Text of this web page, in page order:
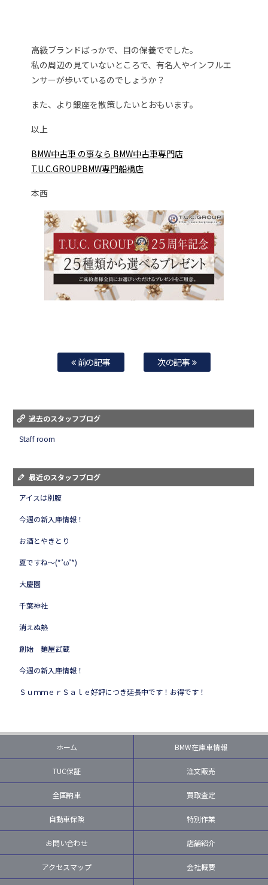
高級ブランドばっかで、目の保養ででした。
私の周辺の見ていないところで、有名人やインフルエ
ンサーが歩いているのでしょうか？
また、より銀座を散策したいとおもいます。
以上
BMW中古車 の事なら BMW中古車専門店
T.U.C.GROUPBMW専門船橋店
本西
前の記事 次の記事
過去のスタッフブログ
Staff room
最近のスタッフブログ
アイスは別腹
今週の新入庫情報！
お酒とやきとり
夏ですね～(*’ω’*)
大慶園
千葉神社
消えぬ熱
創始 麺屋武蔵
今週の新入庫情報！
ＳｕｍｍｅｒＳａｌｅ好評につき延長中です！お得です！
ホーム BMW在庫車情報
TUC保証 注文販売
全国納車 買取査定
自動車保険 特別作業
お問い合わせ 店舗紹介
アクセスマップ 会社概要